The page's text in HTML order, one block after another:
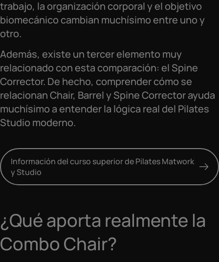
trabajo, la organización corporal y el objetivo
biomecánico cambian muchísimo entre uno y
otro.
Además, existe un tercer elemento muy
relacionado con esta comparación: el Spine
Corrector. De hecho, comprender cómo se
relacionan Chair, Barrel y Spine Corrector ayuda
muchísimo a entender la lógica real del Pilates
Studio moderno.
Información del curso superior de Pilates Matwork
y Studio
¿Qué aporta realmente la
Combo Chair?